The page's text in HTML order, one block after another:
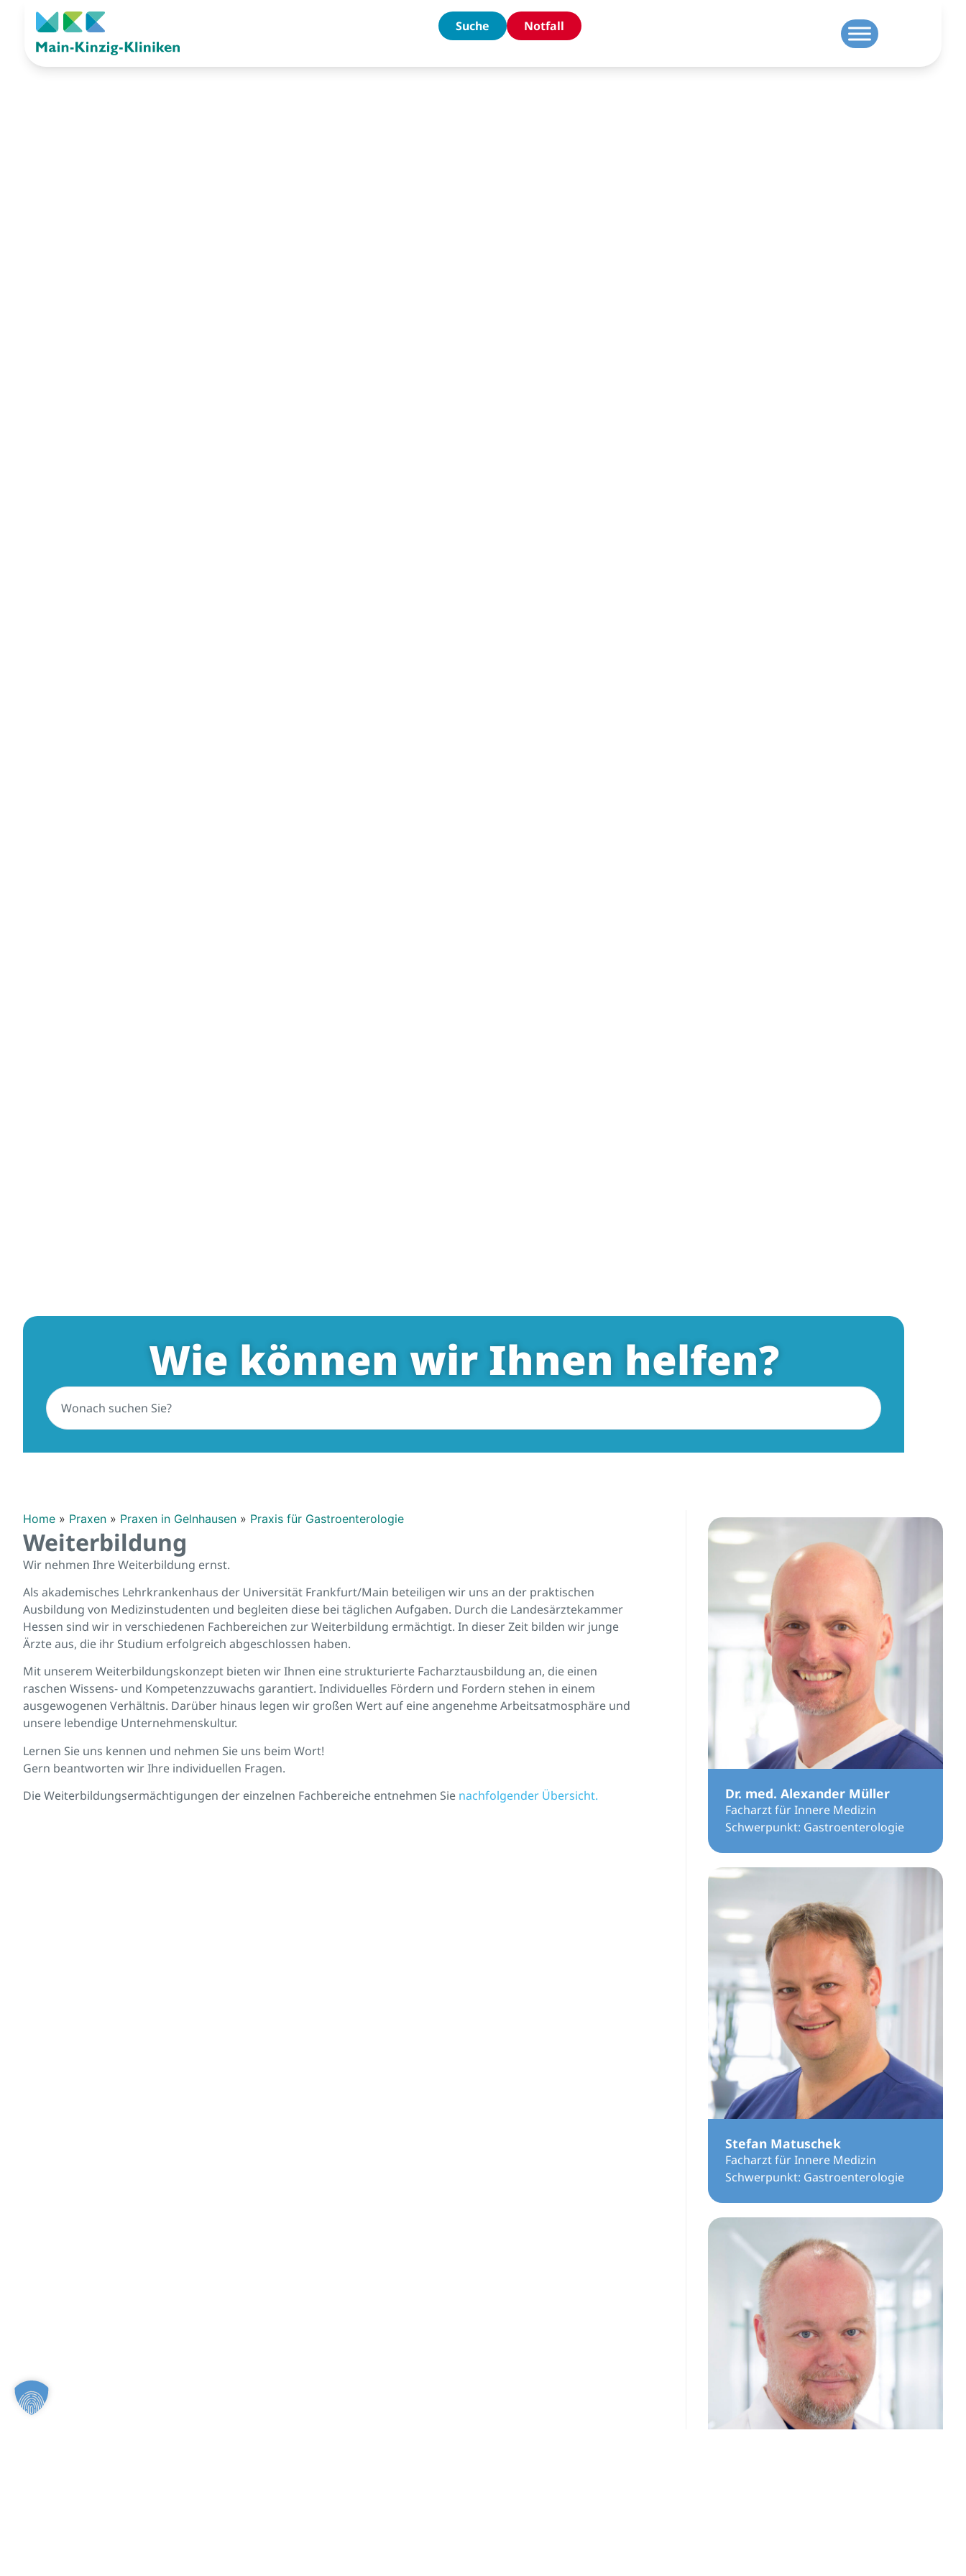
Suche Notfall
Wie können wir Ihnen helfen?
Home » Praxen » Praxen in Gelnhausen » Praxis für Gastroenterologie
Weiterbildung
Wir nehmen Ihre Weiterbildung ernst.
Als akademisches Lehrkrankenhaus der Universität Frankfurt/Main beteiligen wir uns an der praktischen
Ausbildung von Medizinstudenten und begleiten diese bei täglichen Aufgaben. Durch die Landesärztekammer
Hessen sind wir in verschiedenen Fachbereichen zur Weiterbildung ermächtigt. In dieser Zeit bilden wir junge
Ärzte aus, die ihr Studium erfolgreich abgeschlossen haben.
Mit unserem Weiterbildungskonzept bieten wir Ihnen eine strukturierte Facharztausbildung an, die einen
raschen Wissens- und Kompetenzzuwachs garantiert. Individuelles Fördern und Fordern stehen in einem
ausgewogenen Verhältnis. Darüber hinaus legen wir großen Wert auf eine angenehme Arbeitsatmosphäre und
unsere lebendige Unternehmenskultur.
Lernen Sie uns kennen und nehmen Sie uns beim Wort!
Gern beantworten wir Ihre individuellen Fragen.
Die Weiterbildungsermächtigungen der einzelnen Fachbereiche entnehmen Sie nachfolgender Übersicht. Dr. med. Alexander Müller
Facharzt für Innere Medizin
Schwerpunkt: Gastroenterologie
Stefan Matuschek
Facharzt für Innere Medizin
Schwerpunkt: Gastroenterologie